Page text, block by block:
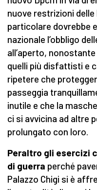
nuove restrizioni
particolare dovrebbe
nazionale l’obbligo
all’aperto,
quelli più disfattisti e
ripetere che
passeggia
inutile e che la
ci si avvicina ad altre
prolungato con loro.
Peraltro gli esercizi
di guerra perché
Palazzo Chigi si è